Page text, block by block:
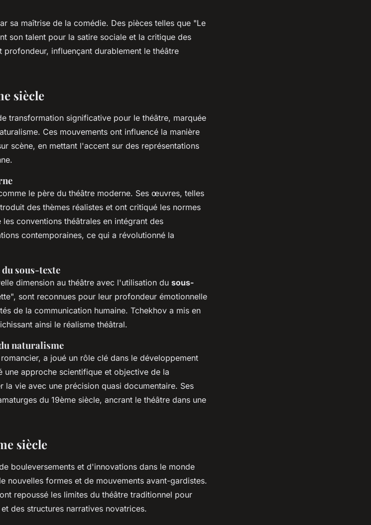
sa maîtrise de la comédie. Des pièces telles que "Le
son talent pour la satire sociale et la critique des
influençant durablement le théâtre
siècle
transformation significative pour le théâtre, marquée
Ces mouvements ont influencé la manière
scène, en mettant l'accent sur des représentations
le père du théâtre moderne. Ses œuvres, telles
des thèmes réalistes et ont critiqué les normes
conventions théâtrales en intégrant des
contemporaines, ce qui a révolutionné la
sous-texte
dimension au théâtre avec l'utilisation du sous-
sont reconnues pour leur profondeur émotionnelle
de la communication humaine. Tchekhov a mis en
ainsi le réalisme théâtral.
naturalisme
a joué un rôle clé dans le développement
une approche scientifique et objective de la
la vie avec une précision quasi documentaire. Ses
du 19ème siècle, ancrant le théâtre dans une
siècle
bouleversements et d'innovations dans le monde
nouvelles formes et de mouvements avant-gardistes.
ont repoussé les limites du théâtre traditionnel pour
des structures narratives novatrices.